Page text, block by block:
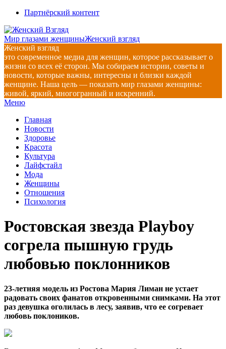
Перейти
содержимому
Партнёрский контент
Мир глазами женщиныЖенский взгляд
Женский взгляд
это современное медиа для женщин, которое рассказывает о
жизни со всех её сторон. Мы собираем истории, советы и
новости, которые важны, интересны и близки каждой
женщине. Наша цель — показать мир глазами женщины:
живой, яркий, многогранный и искренний.
Главное
меню
Меню
Главная
Новости
Здоровье
Красота
Культура
Лайфстайл
Мода
Женщины
Отношения
Психология
Ростовская звезда Playboy
согрела пышную грудь
любовью поклонников
23-летняя модель из Ростова Мария Лиман не устает
радовать своих фанатов откровенными снимками. На этот
раз девушка оголилась в лесу, заявив, что ее согревает
любовь поклоников.